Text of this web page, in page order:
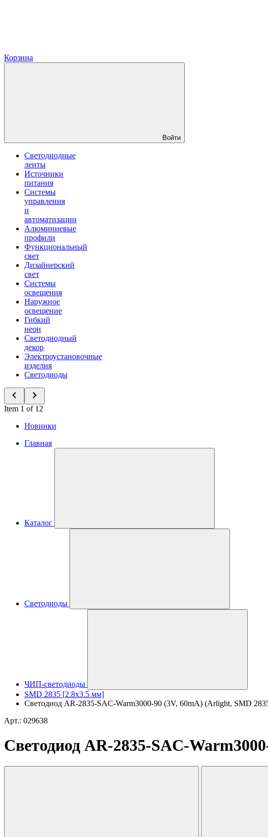
Корзина
Войти
Светодиодные
ленты
Источники
питания
Системы
управления
и
автоматизации
Алюминиевые
профили
Функциональный
свет
Дизайнерский
свет
Системы
освещения
Наружное
освещение
Гибкий
неон
Светодиодный
декор
Электроустановочные
изделия
Светодиоды
Item 1 of 12
Новинки
Главная
Каталог
Светодиоды
ЧИП-светодиоды
SMD 2835 [2.8x3.5 мм]
Светодиод AR-2835-SAC-Warm3000-90 (3V, 60mA) (Arlight, SMD
Арт.: 029638
Светодиод AR-2835-SAC-